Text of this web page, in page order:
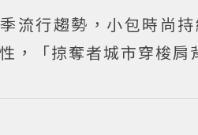
流行趨勢，小包時尚
，「掠奪者城市穿梭肩